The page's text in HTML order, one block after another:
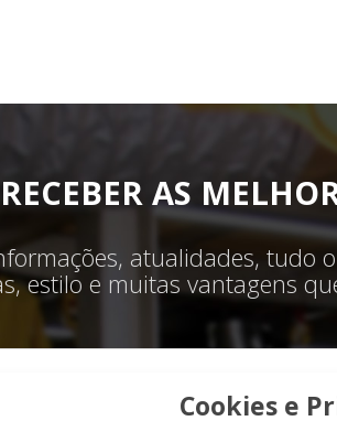
AS
atualidades, tudo
estilo e muitas vantagens
Cookies e